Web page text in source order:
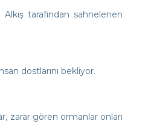
tarafından sahnelenen
dostlarını bekliyor.
zarar gören ormanlar onları